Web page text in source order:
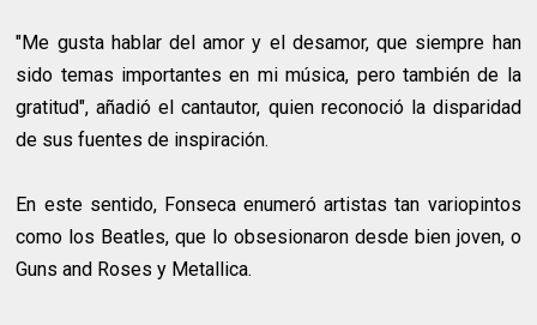
"Me gusta hablar del amor y el desamor, que siempre han
sido temas importantes en mi música, pero también de la
gratitud", añadió el cantautor, quien reconoció la disparidad
de sus fuentes de inspiración.
En este sentido, Fonseca enumeró artistas tan variopintos
como los Beatles, que lo obsesionaron desde bien joven, o
Guns and Roses y Metallica.